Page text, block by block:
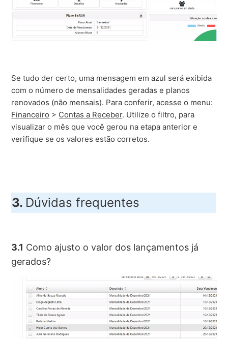
Se tudo der certo, uma mensagem em azul será exibida
com o número de mensalidades geradas e planos
renovados (não mensais). Para conferir, acesse o menu:
Financeiro > Contas a Receber. Utilize o filtro, para
visualizar o mês que você gerou na etapa anterior e
verifique se os valores estão corretos.
3. Dúvidas frequentes
3.1 Como ajusto o valor dos lançamentos já
gerados?